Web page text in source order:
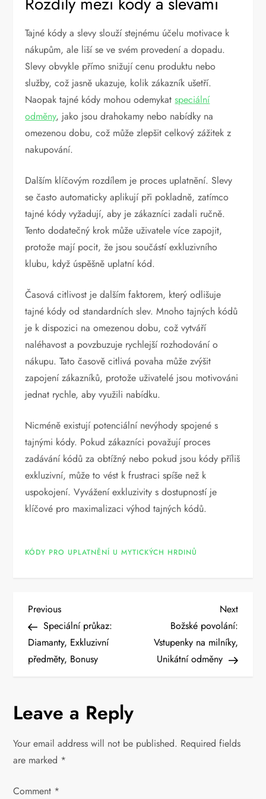
Tajné kódy a slevy slouží stejnému účelu motivace k
nákupům, ale liší se ve svém provedení a dopadu.
Slevy obvykle přímo snižují cenu produktu nebo
služby, což jasně ukazuje, kolik zákazník ušetří.
Naopak tajné kódy mohou odemykatspeciální
odměny, jako jsou drahokamy nebo nabídky na
omezenou dobu, což může zlepšit celkový zážitek z
nakupování.
Dalším klíčovým rozdílem je proces uplatnění. Slevy
se často automaticky aplikují při pokladně, zatímco
tajné kódy vyžadují, aby je zákazníci zadali ručně.
Tento dodatečný krok může uživatele více zapojit,
protože mají pocit, že jsou součástí exkluzivního
klubu, když úspěšně uplatní kód.
Časová citlivost je dalším faktorem, který odlišuje
tajné kódy od standardních slev. Mnoho tajných kódů
je k dispozici na omezenou dobu, což vytváří
naléhavost a povzbuzuje rychlejší rozhodování o
nákupu. Tato časově citlivá povaha může zvýšit
zapojení zákazníků, protože uživatelé jsou motivováni
jednat rychle, aby využili nabídku.
Nicméně existují potenciální nevýhody spojené s
tajnými kódy. Pokud zákazníci považují proces
zadávání kódů za obtížný nebo pokud jsou kódy příliš
exkluzivní, může to vést k frustraci spíše než k
uspokojení. Vyvážení exkluzivity s dostupností je
klíčové pro maximalizaci výhod tajných kódů.
KÓDY PRO UPLATNĚNÍ U MYTICKÝCH HRDINŮ
P
o
s
n
a
v
Previous
Post
Previous
Speciální průkaz:
Diamanty, Exkluzivní
předměty, Bonusy
Next
Post
Next
Božské povolání:
Vstupenky na milníky,
Unikátní odměny
Leave a Reply
Your email address will not be published. Required fields
are marked *
Comment *